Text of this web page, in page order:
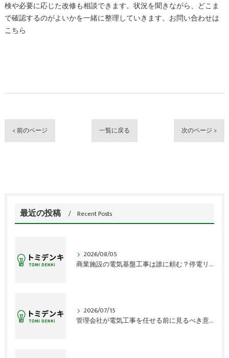
検や必要に応じた改修も相談できます。状況を聞きながら、どこま
で確認するのがよいかを一緒に整理していきます。 お問い合わせは
こちら
< 前のページ 一覧に戻る 次のページ >
最近の投稿 Recent Posts
2026/08/05
商業施設の電気基盤工事は誰に頼む？停電リスクの盲点
2026/07/15
管理会社が電気工事を任せる前に見るべき意外な盲点